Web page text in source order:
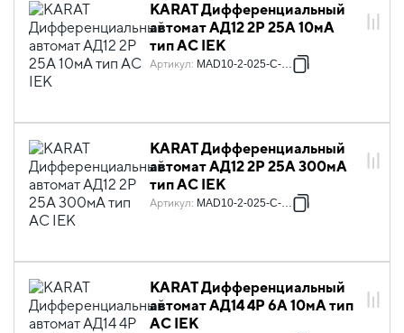
KARAT Дифференциальный
автомат АД12 2P 25А 10мА
тип AC IEK
Артикул: MAD10-2-025-C-010
KARAT Дифференциальный
автомат АД12 2P 25А 300мА
тип AC IEK
Артикул: MAD10-2-025-C-300
KARAT Дифференциальный
автомат АД14 4P 6А 10мА тип
AC IEK